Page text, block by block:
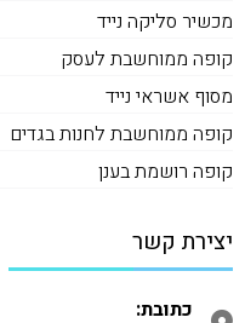
מכשיר סליקה נייד
קופה ממוחשבת לעסק
מסוף אשראי נייד
קופה ממוחשבת לחנות בגדים
קופה רושמת בענן
יצירת קשר
כתובת: